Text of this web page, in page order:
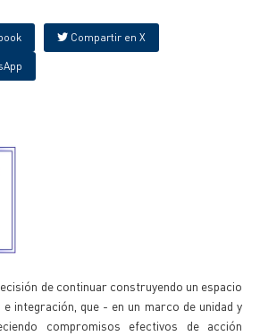
Compartir en X
de continuar construyendo un espacio
integración, que - en un marco de unidad y
compromisos efectivos de acción